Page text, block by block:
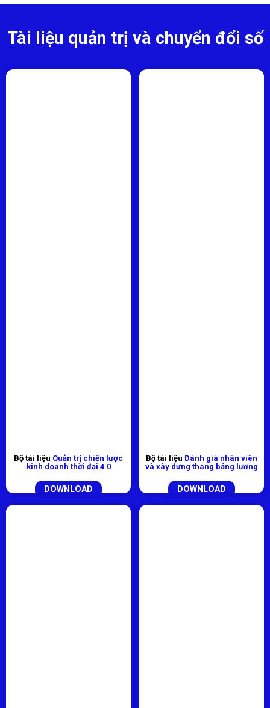
Tài liệu quản trị và chuyển đổi số
Bộ tài liệu Quản trị chiến lược
kinh doanh thời đại 4.0
DOWNLOAD
Bộ tài liệu Đánh giá nhân viên
và xây dựng thang bảng lương
DOWNLOAD